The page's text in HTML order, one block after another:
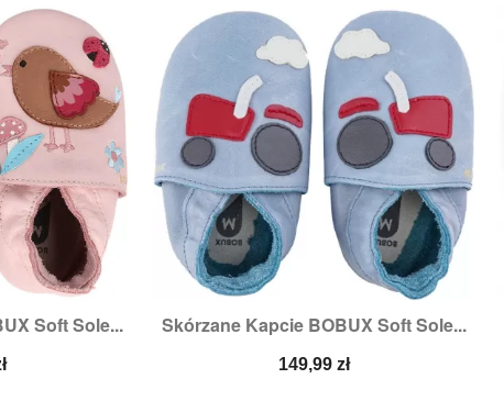
Soft Sole... Skórzane Kapcie BOBUX Soft Sole...
Cena
149,99 zł
Szybki podgląd